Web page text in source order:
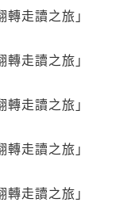
走讀之旅」
走讀之旅」
走讀之旅」
走讀之旅」
走讀之旅」